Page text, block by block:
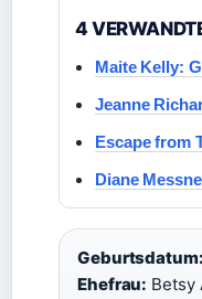
4
Maite Kelly:
Jeanne
Escape from
Diane
Geburtsdatum:
Ehefrau: Betsy